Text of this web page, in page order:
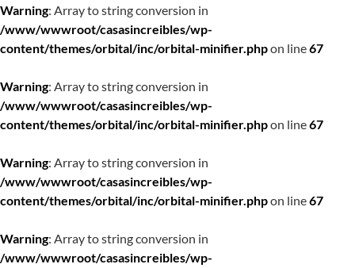
Warning: Array to string conversion in
/www/wwwroot/casasincreibles/wp-
content/themes/orbital/inc/orbital-minifier.phpon line67
Warning: Array to string conversion in
/www/wwwroot/casasincreibles/wp-
content/themes/orbital/inc/orbital-minifier.phpon line67
Warning: Array to string conversion in
/www/wwwroot/casasincreibles/wp-
content/themes/orbital/inc/orbital-minifier.phpon line67
Warning: Array to string conversion in
/www/wwwroot/casasincreibles/wp-